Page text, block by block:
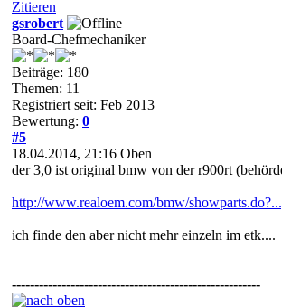
Zitieren
gsrobert
Board-Chefmechaniker
Beiträge: 180
Themen: 11
Registriert seit: Feb 2013
Bewertung: 0
#5
18.04.2014, 21:16 Oben
der 3,0 ist original bmw von der r900rt
http://www.realoem.com/bmw/
ich finde den aber nicht mehr einzeln im etk....
-------------------------------------------------------